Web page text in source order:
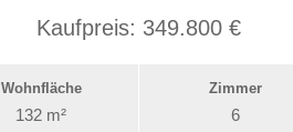
Kaufpreis: 349.800 €
Wohnfläche
132 m²
Zimmer
6